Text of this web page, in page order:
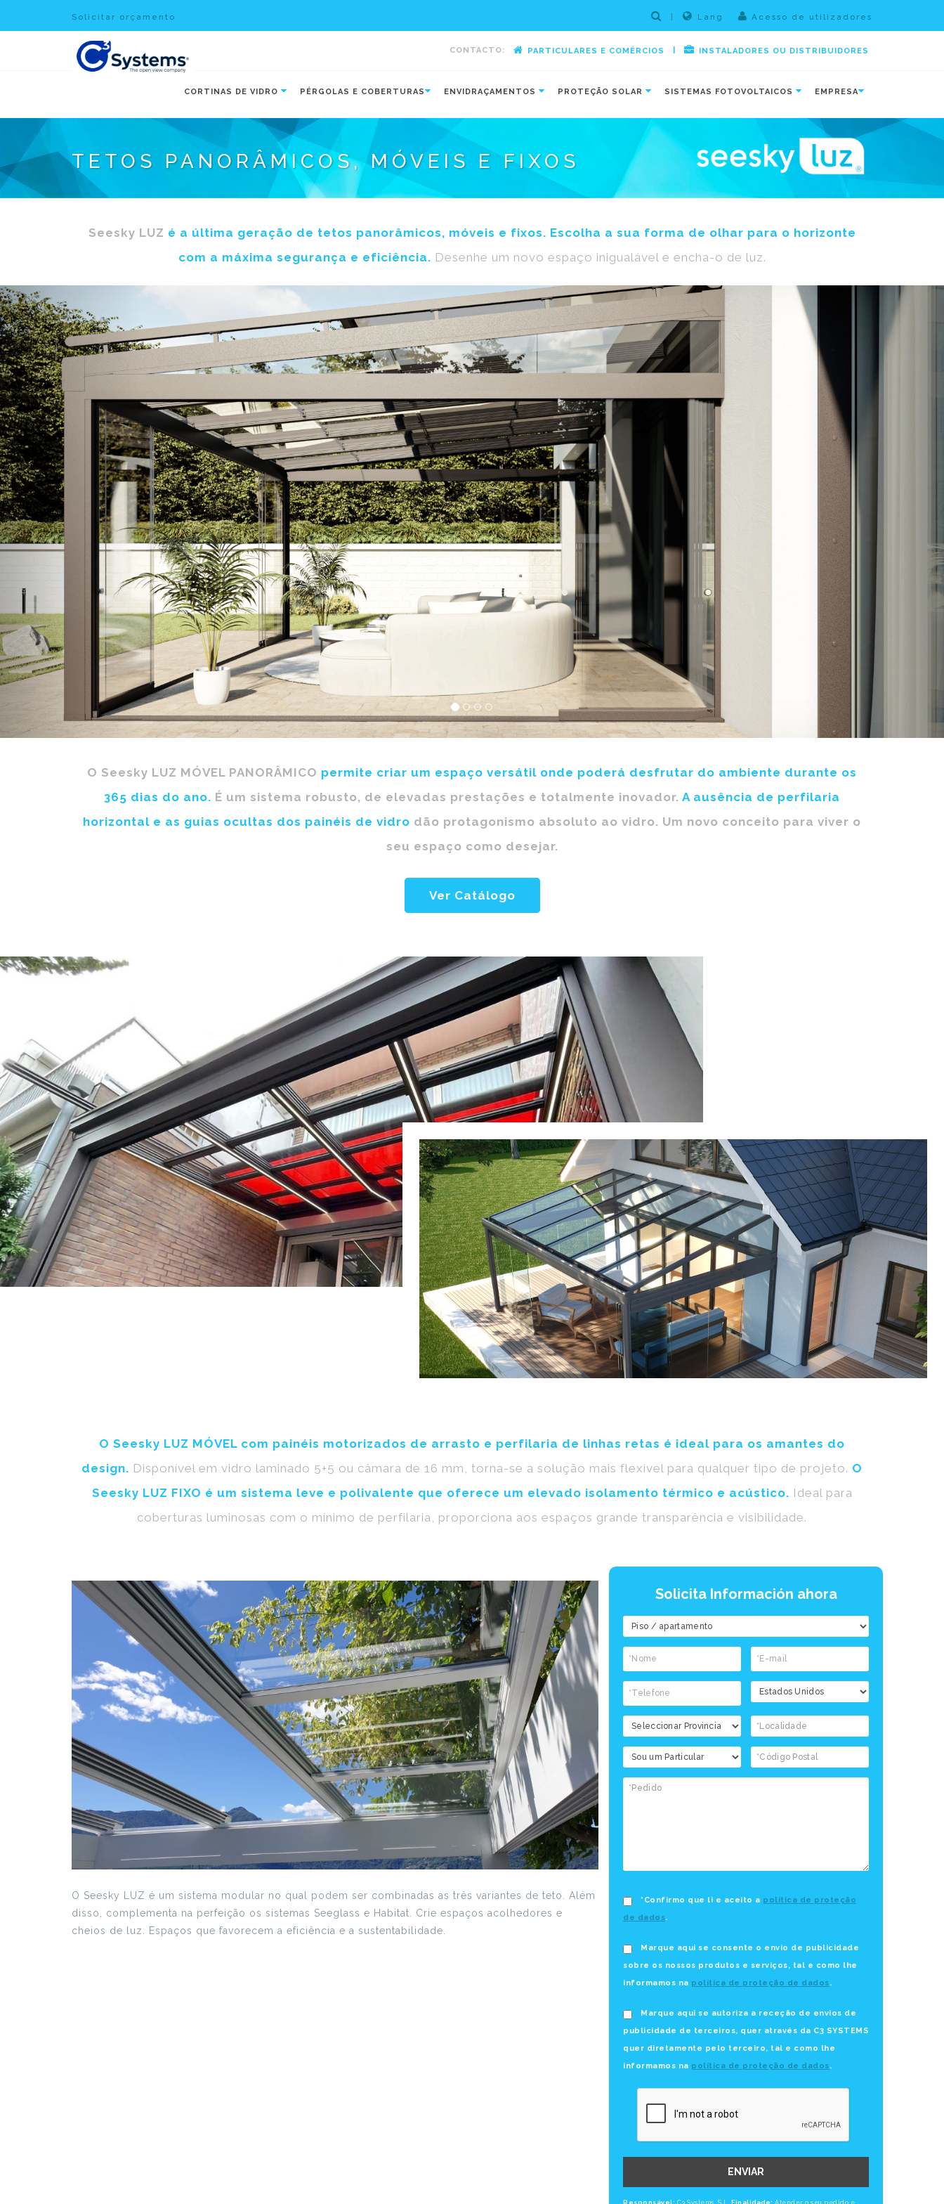
Solicitar orçamento Acesso de utilizadores
Lang
CONTACTO: PARTICULARES E COMÉRCIOS INSTALADORES OU DISTRIBUIDORES
CORTINAS DE VIDRO PÉRGOLAS E COBERTURAS ENVIDRAÇAMENTOS PROTEÇÃO SOLAR SISTEMAS FOTOVOLTAICOS EMPRESA
TETOS PANORÂMICOS, MÓVEIS E FIXOS
Seesky LUZ é a última geração de tetos panorâmicos, móveis e fixos. Escolha a sua forma de olhar para o horizonte
com a máxima segurança e eficiência. Desenhe um novo espaço inigualável e encha-o de luz.
Next
O Seesky LUZ MÓVEL PANORÂMICO permite criar um espaço versátil onde poderá desfrutar do ambiente durante os
365 dias do ano. É um sistema robusto, de elevadas prestações e totalmente inovador. A ausência de perfilaria
horizontal e as guias ocultas dos painéis de vidro dão protagonismo absoluto ao vidro. Um novo conceito para viver o
seu espaço como desejar.
Ver Catálogo
O Seesky LUZ MÓVEL com painéis motorizados de arrasto e perfilaria de linhas retas é ideal para os amantes do
design. Disponível em vidro laminado 5+5 ou câmara de 16 mm, torna-se a solução mais flexível para qualquer tipo de projeto. O
Seesky LUZ FIXO é um sistema leve e polivalente que oferece um elevado isolamento térmico e acústico. Ideal para
coberturas luminosas com o mínimo de perfilaria, proporciona aos espaços grande transparência e visibilidade.
O Seesky LUZ é um sistema modular no qual podem ser combinadas as três variantes de teto. Além
disso, complementa na perfeição os sistemas Seeglass e Habitat. Crie espaços acolhedores e
cheios de luz. Espaços que favorecem a eficiência e a sustentabilidade.
Solicita Información ahora
*Confirmo que li e aceito a política de proteção
de dados.
Marque aqui se consente o envio de publicidade
sobre os nossos produtos e serviços, tal e como lhe
informamos na política de proteção de dados.
Marque aqui se autoriza a receção de envios de
publicidade de terceiros, quer através da C3 SYSTEMS
quer diretamente pelo terceiro, tal e como lhe
informamos na política de proteção de dados.
ENVIAR